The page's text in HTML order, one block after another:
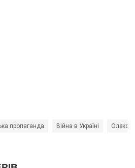
пропаганда Війна в Україні